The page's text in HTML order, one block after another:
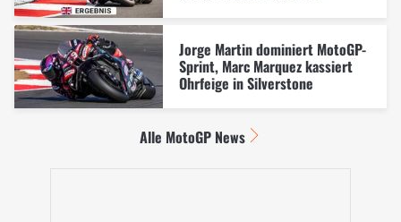
Jorge Martin dominiert MotoGP-
Sprint, Marc Marquez kassiert
Ohrfeige in Silverstone
Alle MotoGP News